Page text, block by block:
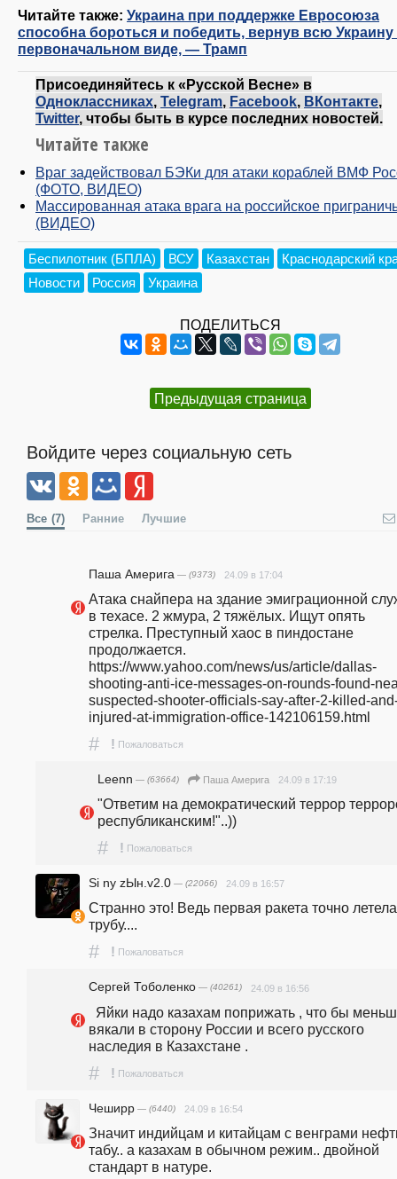
Читайте также: Украина при поддержке Евросоюза
способна бороться и победить, вернув всю Украину
первоначальном виде, — Трамп
Присоединяйтесь к «Русской Весне» в
Одноклассниках, Telegram, Facebook, ВКонтакте,
Twitter, чтобы быть в курсе последних новостей.
Читайте также
Враг задействовал БЭКи для атаки кораблей ВМФ
(ФОТО, ВИДЕО)
Массированная атака врага на российское
(ВИДЕО)
Беспилотник (БПЛА) ВСУ Казахстан
Краснодарский
Новости
Россия Украина
ПОДЕЛИТЬСЯ
Предыдущая страница
Войдите через социальную сеть
Все (7) Ранние Лучшие
Паша Америга — (9373) 24.09 в 17:04
Атака снайпера на здание эмиграционной
в техасе. 2 жмура, 2 тяжёлых. Ищут опять
стрелка. Преступный хаос в пиндостане
продолжается.
https://www.yahoo.com/news/us/article/dallas-
shooting-anti-ice-messages-on-rounds-found-
suspected-shooter-officials-say-after-2-killed-
injured-at-immigration-office-142106159.html
# ! Пожаловаться
Leenn — (63664) Паша Америга 24.09 в 17:19
"Ответим на демократический террор
республиканским!"..))
# ! Пожаловаться
Si ny zЫн.v2.0 — (22066) 24.09 в 16:57
Странно это! Ведь первая ракета точно
трубу....
# ! Пожаловаться
Сергей Тоболенко — (40261) 24.09 в 16:56
вякали в сторону России и всего русского
наследия в Казахстане .
# ! Пожаловаться
Чеширр — (6440) 24.09 в 16:54
Значит индийцам и китайцам с венграми
табу.. а казахам в обычном режим.. двойной
стандарт в натуре.